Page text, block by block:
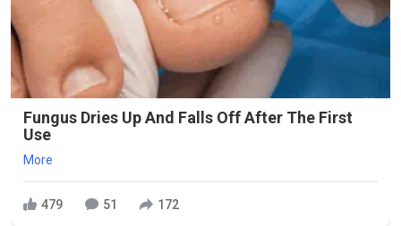
Fungus Dries Up And Falls Off After The First
Use
More
479 51 172